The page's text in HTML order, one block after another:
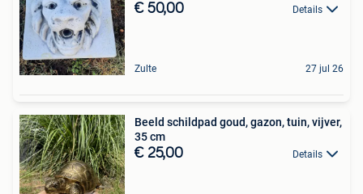
€ 50,00 Details
Zulte 27 jul 26
Beeld schildpad goud, gazon, tuin, vijver,
35 cm
€ 25,00 Details